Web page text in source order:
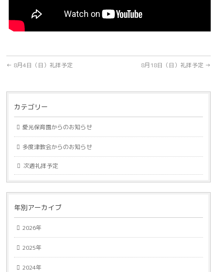
← 8月4日（日）礼拝予定 8月18日（日）礼拝予定 →
カテゴリー
愛光保育園からのお知らせ
多度津教会からのお知らせ
次週礼拝予定
年別アーカイブ
2026年
2025年
2024年